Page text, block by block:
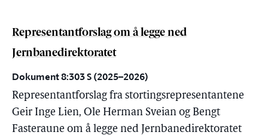
Representantforslag om å legge ned
Jernbanedirektoratet
Dokument 8:303 S (2025–2026)
Representantforslag fra stortingsrepresentantene
Geir Inge Lien, Ole Herman Sveian og Bengt
Fasteraune om å legge ned Jernbanedirektoratet